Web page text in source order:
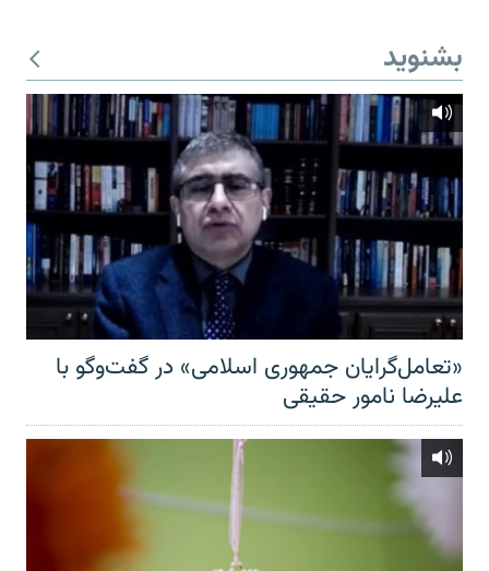
بشنوید
«تعامل‌گرایان جمهوری اسلامی» در گفت‌وگو با
علیرضا نامور حقیقی